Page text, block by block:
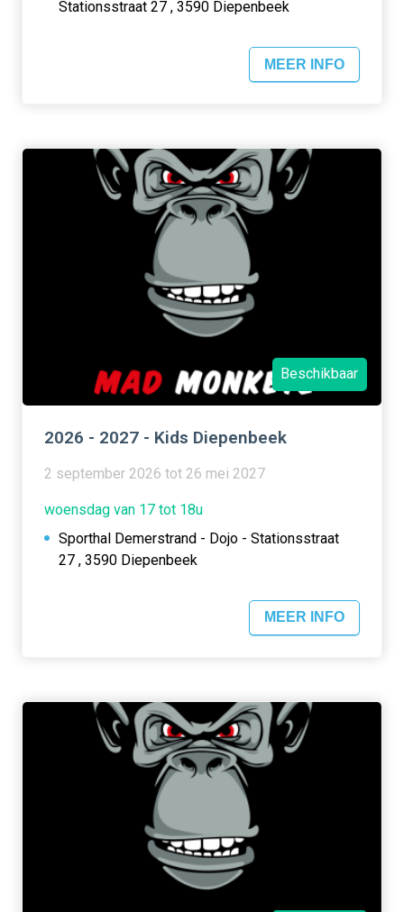
Stationsstraat 27 , 3590 Diepenbeek
MEER INFO
Beschikbaar
2026 - 2027 - Kids Diepenbeek
2 september 2026 tot 26 mei 2027
woensdag van 17 tot 18u
Sporthal Demerstrand - Dojo - Stationsstraat
27 , 3590 Diepenbeek
MEER INFO